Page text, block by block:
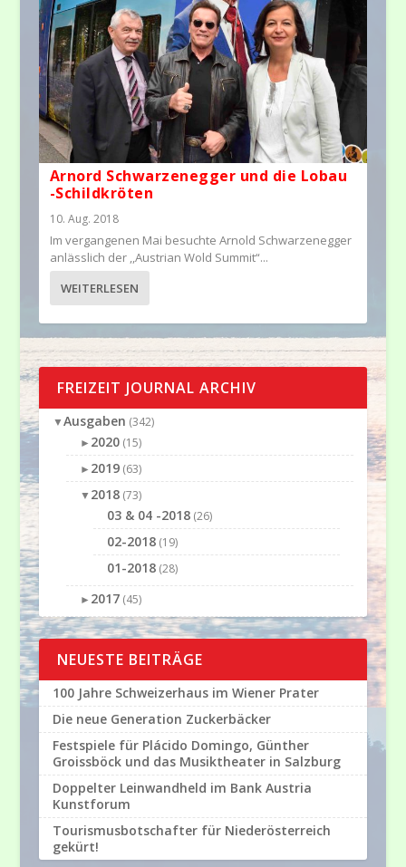
Arnord Schwarzenegger und die Lobau
-Schildkröten
10. Aug. 2018
Im vergangenen Mai besuchte Arnold Schwarzenegger
anlässlich der ,,Austrian Wold Summit“...
WEITERLESEN
FREIZEIT JOURNAL ARCHIV
▼Ausgaben (342)
► 2020(15)
► 2019(63)
▼2018(73)
03 & 04 -2018(26)
02-2018(19)
01-2018(28)
► 2017(45)
NEUESTE BEITRÄGE
100 Jahre Schweizerhaus im Wiener Prater
Die neue Generation Zuckerbäcker
Festspiele für Plácido Domingo, Günther
Groissböck und das Musiktheater in Salzburg
Doppelter Leinwandheld im Bank Austria
Kunstforum
Tourismusbotschafter für Niederösterreich
gekürt!